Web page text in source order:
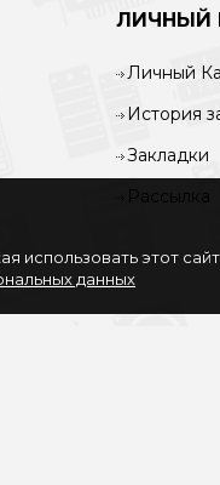
ЛИЧНЫЙ
Личный
История
Закладки
Рассылка
этот
данных